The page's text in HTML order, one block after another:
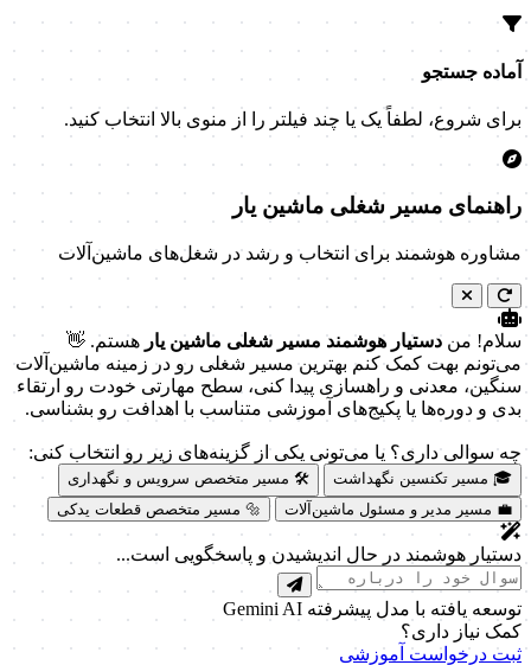
آماده جستجو
برای شروع، لطفاً یک یا چند فیلتر را از منوی بالا انتخاب کنید.
راهنمای مسیر شغلی ماشین یار
مشاوره هوشمند برای انتخاب و رشد در شغل‌های ماشین‌آلات
سلام! من دستیار هوشمند مسیر شغلی ماشین یار هستم. 👋
می‌تونم بهت کمک کنم بهترین مسیر شغلی رو در زمینه ماشین‌آلات
سنگین، معدنی و راهسازی پیدا کنی، سطح مهارتی خودت رو ارتقاء
بدی و دوره‌ها یا پکیج‌های آموزشی متناسب با اهدافت رو بشناسی.
چه سوالی داری؟ یا می‌تونی یکی از گزینه‌های زیر رو انتخاب کنی:
🎓 مسیر تکنسین نگهداشت
🛠️ مسیر متخصص سرویس و نگهداری
💼 مسیر مدیر و مسئول ماشین‌آلات
🔩 مسیر متخصص قطعات یدکی
دستیار هوشمند در حال اندیشیدن و پاسخگویی است...
توسعه یافته با مدل پیشرفته Gemini AI
کمک نیاز داری؟
ثبت درخواست آموزشی